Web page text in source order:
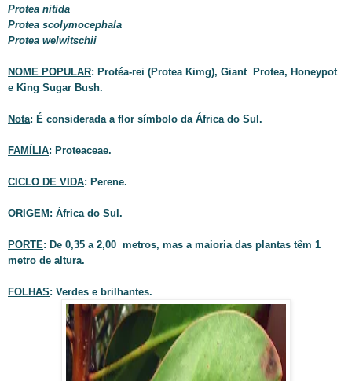
Protea nitida
Protea scolymocephala
Protea welwitschii
NOME POPULAR: Protéa-rei (Protea Kimg), Giant Protea, Honeypot
e King Sugar Bush.
Nota: É considerada a flor símbolo da África do Sul.
FAMÍLIA: Proteaceae.
CICLO DE VIDA: Perene.
ORIGEM: África do Sul.
PORTE: De 0,35 a 2,00 metros, mas a maioria das plantas têm 1
metro de altura.
FOLHAS: Verdes e brilhantes.